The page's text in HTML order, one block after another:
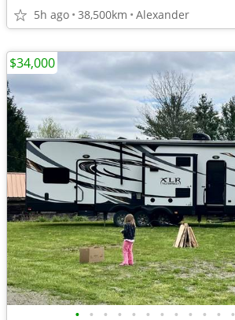
5h ago 38,500km Alexander
• • • • • • • • • • • •
$34,000